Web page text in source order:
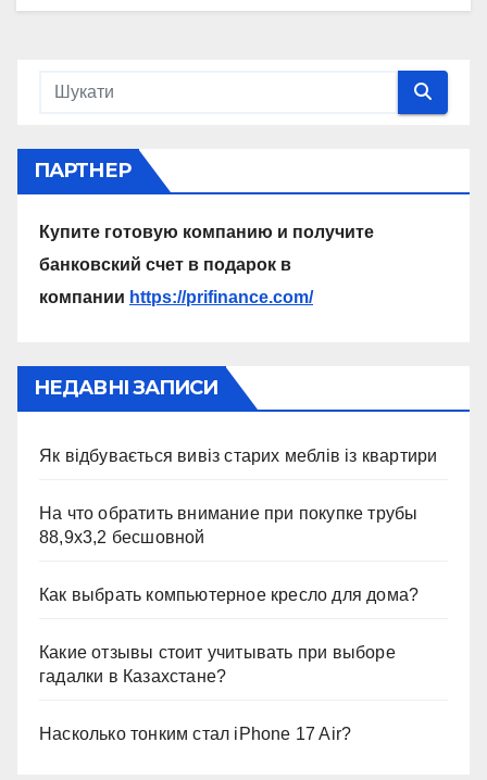
ПАРТНЕР
Купите готовую компанию и получите
банковский счет в подарок в
компании https://prifinance.com/
НЕДАВНІ ЗАПИСИ
Як відбувається вивіз старих меблів із квартири
На что обратить внимание при покупке трубы
88,9х3,2 бесшовной
Как выбрать компьютерное кресло для дома?
Какие отзывы стоит учитывать при выборе
гадалки в Казахстане?
Насколько тонким стал iPhone 17 Air?